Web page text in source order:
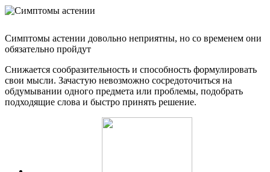
Симптомы астении довольно неприятны, но со временем они
обязательно пройдут
Снижается сообразительность и способность формулировать
свои мысли. Зачастую невозможно сосредоточиться на
обдумывании одного предмета или проблемы, подобрать
подходящие слова и быстро принять решение.